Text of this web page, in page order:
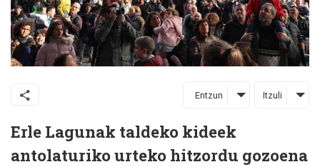
Entzun Itzuli
Erle Lagunak taldeko kideek
antolaturiko urteko hitzordu gozoena